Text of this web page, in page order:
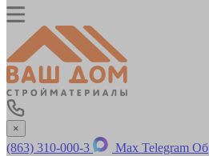
×
(863) 310-000-3 Max Telegram